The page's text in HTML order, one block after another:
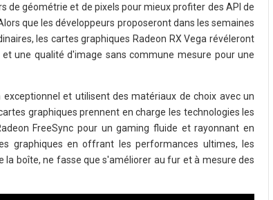
de géométrie et de pixels pour mieux profiter des API de
que les développeurs proposeront dans les semaines
les cartes graphiques Radeon RX Vega révéleront
une qualité d'image sans commune mesure pour une
et utilisent des matériaux de choix avec un
graphiques prennent en charge les technologies les
FreeSync pour un gaming fluide et rayonnant en
graphiques en offrant les performances ultimes, les
boîte, ne fasse que s'améliorer au fur et à mesure des